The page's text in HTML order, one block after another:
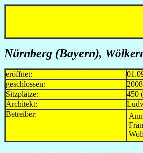
Nürnberg (Bayern),
eröffnet:
geschlossen:
2008
Sitzplätze:
450
Architekt:
Betreiber: